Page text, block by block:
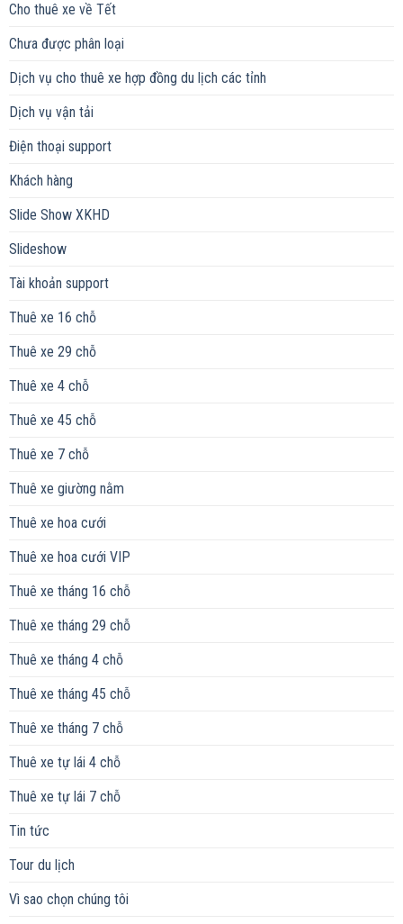
Cho thuê xe về Tết
Chưa được phân loại
Dịch vụ cho thuê xe hợp đồng du lịch các tỉnh
Dịch vụ vận tải
Điện thoại support
Khách hàng
Slide Show XKHD
Slideshow
Tài khoản support
Thuê xe 16 chỗ
Thuê xe 29 chỗ
Thuê xe 4 chỗ
Thuê xe 45 chỗ
Thuê xe 7 chỗ
Thuê xe giường nằm
Thuê xe hoa cưới
Thuê xe hoa cưới VIP
Thuê xe tháng 16 chỗ
Thuê xe tháng 29 chỗ
Thuê xe tháng 4 chỗ
Thuê xe tháng 45 chỗ
Thuê xe tháng 7 chỗ
Thuê xe tự lái 4 chỗ
Thuê xe tự lái 7 chỗ
Tin tức
Tour du lịch
Vì sao chọn chúng tôi